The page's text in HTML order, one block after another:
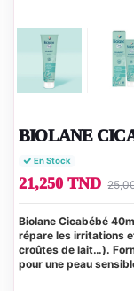
BIOLANE
En Stock
21,250 TND
Biolane Cicabébé
répare les irritations
croûtes de lait…).
pour une peau